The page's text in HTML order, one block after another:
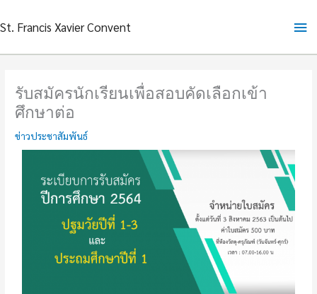
to
St. Francis Xavier Convent
รับสมัครนักเรียนเพื่อสอบคัดเลือกเข้า
ศึกษาต่อ
ข่าวประชาสัมพันธ์